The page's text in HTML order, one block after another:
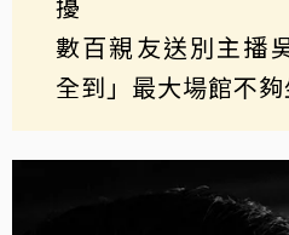
數百親友送別主播
全到」最大場館不夠